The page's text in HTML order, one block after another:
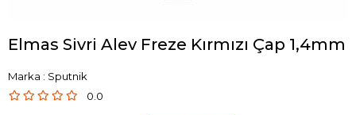
Elmas Sivri Alev Freze Kırmızı Çap 1,4mm
Marka : Sputnik
0.0